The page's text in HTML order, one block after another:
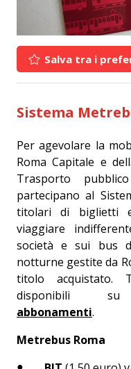
Salva tra i
Sistema
Per agevolare la
Roma Capitale e
Trasporto
partecipano al
titolari di biglietti
viaggiare
società e sui bus
notturne gestite da
titolo acquistato.
disponibili
abbonamenti.
Metrebus Roma